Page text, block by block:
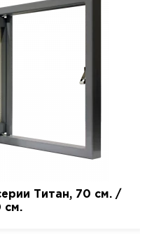
Титан, 70 см. /
см.